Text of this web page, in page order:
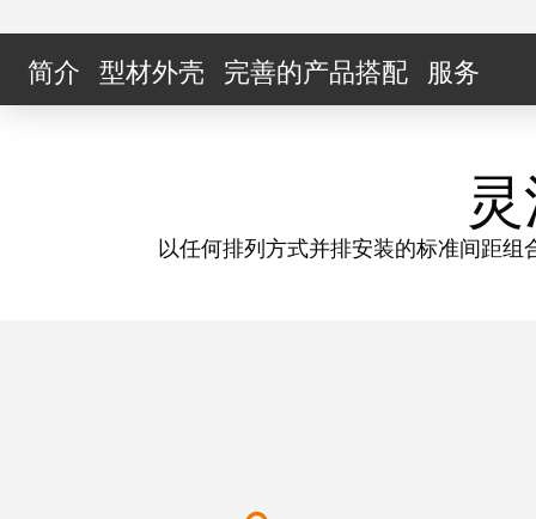
简介 型材外壳 完善的产品搭配 服务
以任何排列方式并排安装的标准间距